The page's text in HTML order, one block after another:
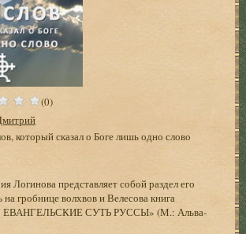
(0)
который сказал о Боге лишь одно слово
Логинова представляет собой раздел его
гробнице волхвов и Велесова книга
ЕВАНГЕЛЬСКИЕ СУТЬ РУССЫ» (М.: Альва-